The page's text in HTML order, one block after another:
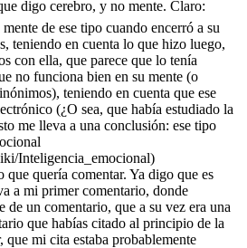
digo cerebro, y no mente. Claro:
de ese tipo cuando encerró a su
teniendo en cuenta lo que hizo luego,
con ella, que parece que lo tenía
no funciona bien en su mente (o
teniendo en cuenta que ese
(¿O sea, que había estudiado la
me lleva a una conclusión: ese tipo
Inteligencia_emocional)
que quería comentar. Ya digo que es
a mi primer comentario, donde
de un comentario, que a su vez era una
que habías citado al principio de la
que mi cita estaba probablemente